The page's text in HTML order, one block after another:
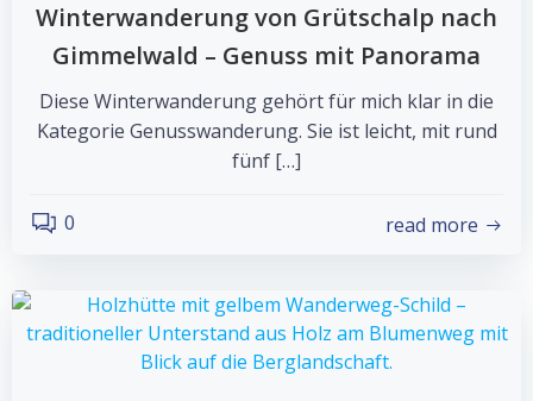
Winterwanderung von Grütschalp nach
Gimmelwald – Genuss mit Panorama
Diese Winterwanderung gehört für mich klar in die
Kategorie Genusswanderung. Sie ist leicht, mit rund
fünf […]
0 read more